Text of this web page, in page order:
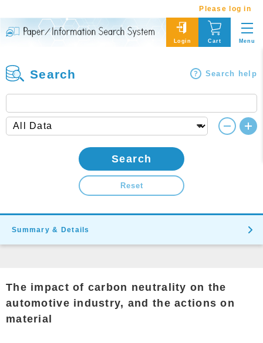
Please log in
Login Cart Menu
Search Search help
Search
Reset
Summary & Details
The impact of carbon neutrality on the
automotive industry, and the actions on
material